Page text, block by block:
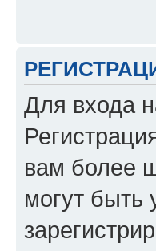
Для входа
вам более
могут быть